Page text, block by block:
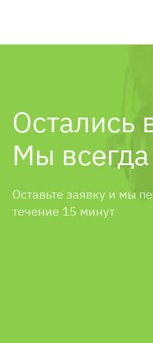
Остались
Мы
Оставьте заявку и мы
течение 15 минут